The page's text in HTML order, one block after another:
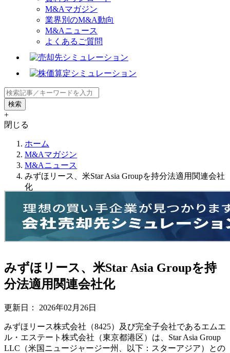
M&Aマガジン
業界別のM&A動向
M&Aニュース
よくあるご質問
+
閉じる
ホーム
M&Aマガジン
M&Aニュース
みずほリース、米Star Asia Groupを持分法適用関連会社
化
みずほリース、米Star Asia Groupを持
分法適用関連会社化
更新日： 2026年02月26日
みずほリース株式会社（8425）及び完全子会社であるエムエ
ル・エステート株式会社（東京都港区）は、Star Asia Group
LLC（米国ニュージャージー州、以下：スターアジア）との